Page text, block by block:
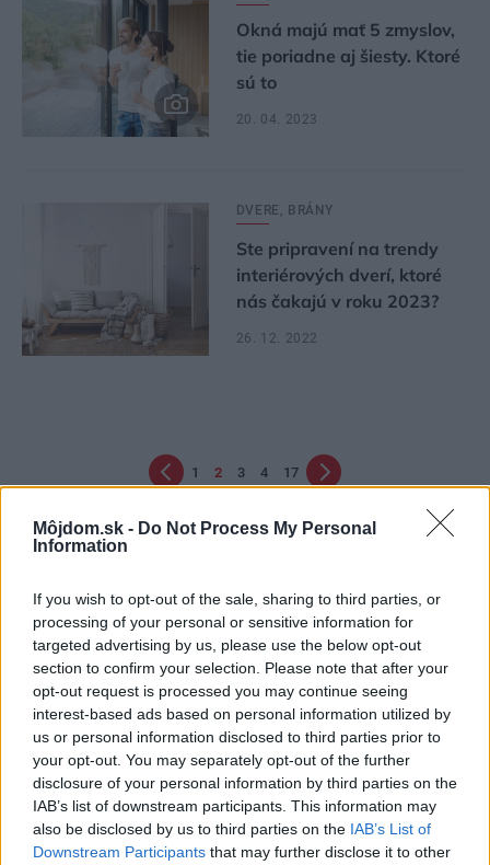
Môjdom.sk - Do Not Process My Personal
Information
If you wish to opt-out of the sale, sharing to third parties, or
processing of your personal or sensitive information for
targeted advertising by us, please use the below opt-out
section to confirm your selection. Please note that after your
opt-out request is processed you may continue seeing
interest-based ads based on personal information utilized by
us or personal information disclosed to third parties prior to
your opt-out. You may separately opt-out of the further
disclosure of your personal information by third parties on the
IAB’s list of downstream participants. This information may
also be disclosed by us to third parties on the IAB’s List of
Downstream Participants that may further disclose it to other
Okná majú mať 5 zmyslov,
tie poriadne aj šiesty. Ktoré
sú to
20. 04. 2023
DVERE, BRÁNY
Ste pripravení na trendy
interiérových dverí, ktoré
nás čakajú v roku 2023?
26. 12. 2022
1 2 3 4 17
Najčítanejšie Za týždeň Za mesiac
Ako si vybrať bezpečnostné dvere
Zlodejov môžu odradiť bezpečnostné dvere
Viete, kto vás chce navštíviť?